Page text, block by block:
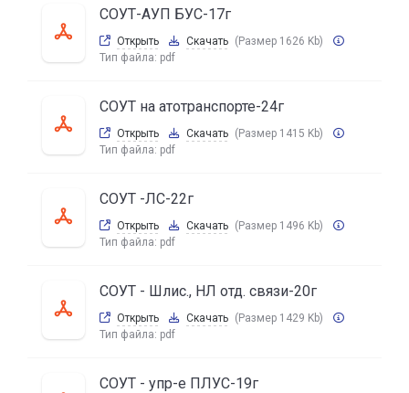
СОУТ-АУП БУС-17г
Открыть Скачать (Размер 1626 Kb)
Тип файла: pdf
СОУТ на атотранспорте-24г
Открыть Скачать (Размер 1415 Kb)
Тип файла: pdf
СОУТ -ЛС-22г
Открыть Скачать (Размер 1496 Kb)
Тип файла: pdf
СОУТ - Шлис., НЛ отд. связи-20г
Открыть Скачать (Размер 1429 Kb)
Тип файла: pdf
СОУТ - упр-е ПЛУС-19г